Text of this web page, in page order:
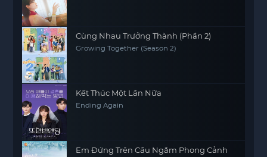
Cùng Nhau Trưởng Thành (Phần 2)
Growing Together (Season 2)
Kết Thúc Một Lần Nữa
Ending Again
Em Đứng Trên Cầu Ngắm Phong Cảnh